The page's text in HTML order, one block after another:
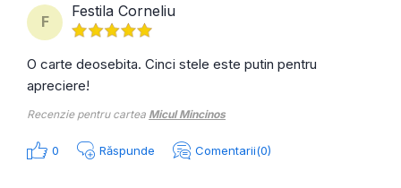
F
Festila Corneliu
O carte deosebita. Cinci stele este putin pentru
apreciere!
Recenzie pentru cartea Micul Mincinos
0 Răspunde Comentarii(0)